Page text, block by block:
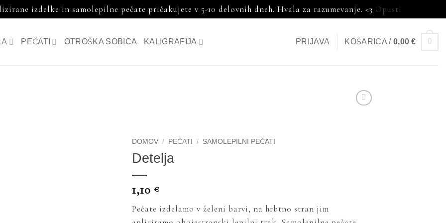
izdelke in samolepilne pečate pričakujete v 5-10 delovnih dneh. Hvala za razumevanje. <3 Opusti
PEČATI OTROŠKA SOBICA KALIGRAFIJA PRIJAVA KOŠARICA / 0,00€ 0
DOMOV / PEČATI / SAMOLEPILNI PEČATI
Detelja
1,10 €
Pečate izdelamo v želeni barvi, na hrbtno stran jim